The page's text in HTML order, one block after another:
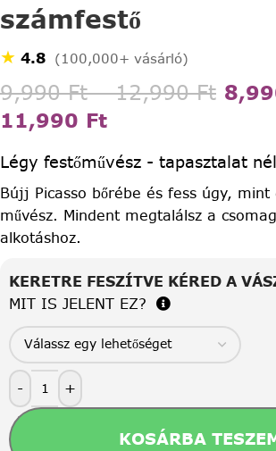
számfestő
★ 4.8 (100,000+ vásárló)
9,990Ft – 12,990Ft
11,990 Ft
Légy festőművész - tapasztalat
Bújj Picasso bőrébe és fess úgy, mint
művész. Mindent megtalálsz a
alkotáshoz.
KERETRE FESZÍTVE KÉRED A
MIT IS JELENT EZ?
- +
KOSÁRBA